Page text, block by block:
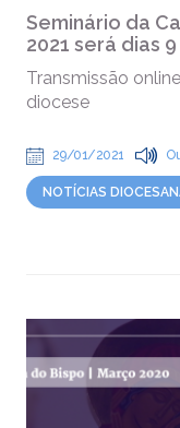
Seminário da
2021 será dias
Transmissão
diocese
29/01/2021
NOTÍCIAS